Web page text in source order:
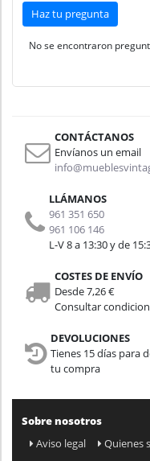
Haz tu pregunta
No se encontraron
CONTÁCTANOS
Envíanos un email
LLÁMANOS
961 351 650
961 106 146
L-V 8 a 13:30 y de
COSTES DE ENVÍO
Desde 7,26 €
Consultar
DEVOLUCIONES
Tienes 15 días para
tu compra
Sobre nosotros
Aviso legal
Quienes